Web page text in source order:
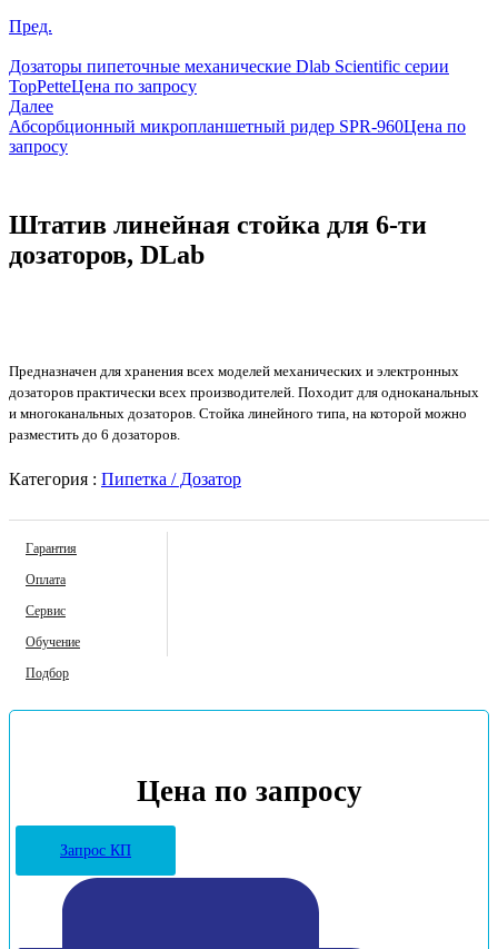
Пред.
Дозаторы пипеточные механические Dlab Scientific серии
TopPetteЦена по запросу
Далее
Абсорбционный микропланшетный ридер SPR-960Цена по
запросу
Штатив линейная стойка для 6-ти
дозаторов, DLab
Предназначен для хранения всех моделей механических и электронных
дозаторов практически всех производителей. Походит для одноканальных
и многоканальных дозаторов. Стойка линейного типа, на которой можно
разместить до 6 дозаторов.
Категория : Пипетка / Дозатор
Гарантия
Оплата
Сервис
Обучение
Подбор
Цена по запросу
Запрос КП